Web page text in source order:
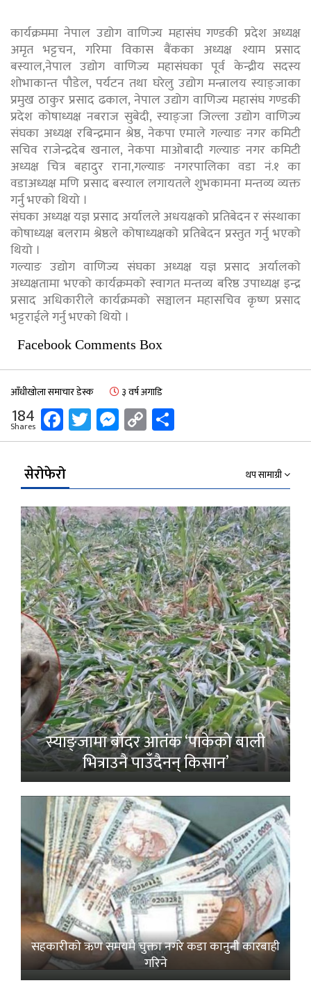
कार्यक्रममा नेपाल उद्योग वाणिज्य महासंघ गण्डकी प्रदेश अध्यक्ष
अमृत भट्टचन, गरिमा विकास बैंकका अध्यक्ष श्याम प्रसाद
बस्याल,नेपाल उद्योग वाणिज्य महासंघका पूर्व केन्द्रीय सदस्य
शोभाकान्त पौडेल, पर्यटन तथा घरेलु उद्योग मन्त्रालय स्याङ्जाका
प्रमुख ठाकुर प्रसाद ढकाल, नेपाल उद्योग वाणिज्य महासंघ गण्डकी
प्रदेश कोषाध्यक्ष नबराज सुबेदी, स्याङ्जा जिल्ला उद्योग वाणिज्य
संघका अध्यक्ष रबिन्द्रमान श्रेष्ठ, नेकपा एमाले गल्याङ नगर कमिटी
सचिव राजेन्द्रदेब खनाल, नेकपा माओबादी गल्याङ नगर कमिटी
अध्यक्ष चित्र बहादुर राना,गल्याङ नगरपालिका वडा नं.१ का
वडाअध्यक्ष मणि प्रसाद बस्याल लगायतले शुभकामना मन्तव्य व्यक्त
गर्नु भएको थियो ।
संघका अध्यक्ष यज्ञ प्रसाद अर्यालले अधयक्षको प्रतिबेदन र संस्थाका
कोषाध्यक्ष बलराम श्रेष्ठले कोषाध्यक्षको प्रतिबेदन प्रस्तुत गर्नु भएको
थियो ।
गल्याङ उद्योग वाणिज्य संघका अध्यक्ष यज्ञ प्रसाद अर्यालको
अध्यक्षतामा भएको कार्यक्रमको स्वागत मन्तव्य बरिष्ठ उपाध्यक्ष इन्द्र
प्रसाद अधिकारीले कार्यक्रमको सञ्चालन महासचिव कृष्ण प्रसाद
भट्टराईले गर्नु भएको थियो ।
Facebook Comments Box
आँधीखोला समाचार डेस्क ३ वर्ष अगाडि
184
Shares Facebook
Twitter
Messenger
Copy
Link
सेरोफेरो थप सामाग्री
स्याङ्जामा बाँदर आतंक ‘पाकेको बाली
भित्राउनै पाउँदैनन् किसान’
सहकारीको ऋण समयमै चुक्ता नगरे कडा कानुनी कारबाही
गरिने